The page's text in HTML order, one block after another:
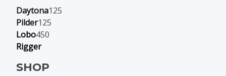
Daytona125
Pilder125
Lobo450
Rigger
SHOP